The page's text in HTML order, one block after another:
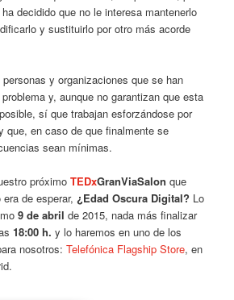
decidido que no le interesa mantenerlo
y sustituirlo por otro más acorde
y organizaciones que se han
y, aunque no garantizan que esta
sí que trabajan esforzándose por
que, en caso de que finalmente se
sean mínimas.
próximoTEDxGranViaSalon que
era de esperar,¿Edad Oscura Digital? Lo
9 de abril de 2015, nada más finalizar
18:00 h. y lo haremos en uno de los
nosotros:Telefónica Flagship Store, en